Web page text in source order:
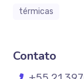
térmicas
Contato